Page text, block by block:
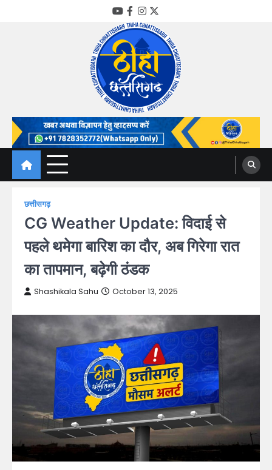
YouTube
Facebook
Instagram
Twitter
Thiha Chhattisgarh
गोठ जन-जन के
छत्तीसगढ़
CG Weather Update: विदाई से
पहले थमेगा बारिश का दौर, अब गिरेगा रात
का तापमान, बढ़ेगी ठंडक
Shashikala Sahu October 13, 2025